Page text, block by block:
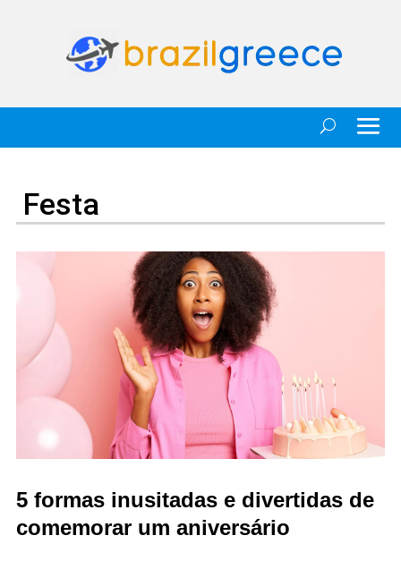
Festa
5 formas inusitadas e divertidas de
comemorar um aniversário